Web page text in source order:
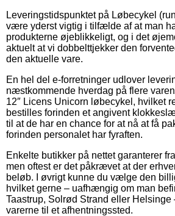
Leveringstidspunktet på Løbecykel
være yderst vigtig i tilfælde af at man
produkterne øjeblikkeligt, og i det
aktuelt at vi dobbelttjekker den
den aktuelle vare.
En hel del e-forretninger udlover
næstkommende hverdag på flere
12″ Licens Unicorn løbecykel, hvilket
bestilles forinden et angivent
til at de har en chance for at nå at få
forinden personalet har fyraften.
Enkelte butikker på nettet garanterer
men oftest er det påkrævet at der
beløb. I øvrigt kunne du vælge den
hvilket gerne – uafhængig om man
Taastrup, Solrød Strand eller Helsinge
varerne til et afhentningssted.